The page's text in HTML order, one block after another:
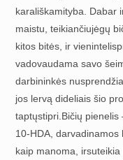
karališkamityba. Dabar
maistu, teikiančiujėgų
kitos bitės, ir
vadovaudama savo
darbininkės
jos lervą dideliais šio
taptųstipri.Bičių
10-HDA, darvadinamos
kaip manoma,